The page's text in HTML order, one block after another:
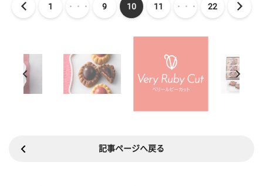
1 ・・・ 9 10 11 ・・・ 22
記事ページへ戻る